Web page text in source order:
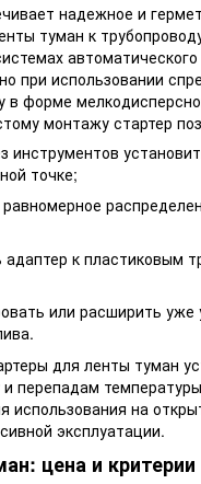
надежное и
туман к
автоматического
при использовании
в форме
монтажу стартер
инструментов
точке;
к пластиковым
или расширить уже
для ленты туман
перепадам
использования на
эксплуатации.
цена и